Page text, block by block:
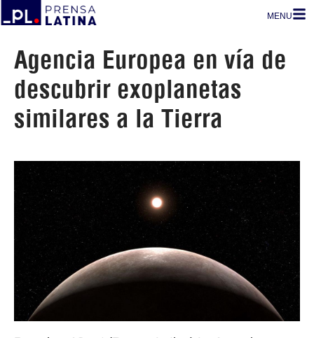
MENU
Agencia Europea en vía de
descubrir exoplanetas
similares a la Tierra